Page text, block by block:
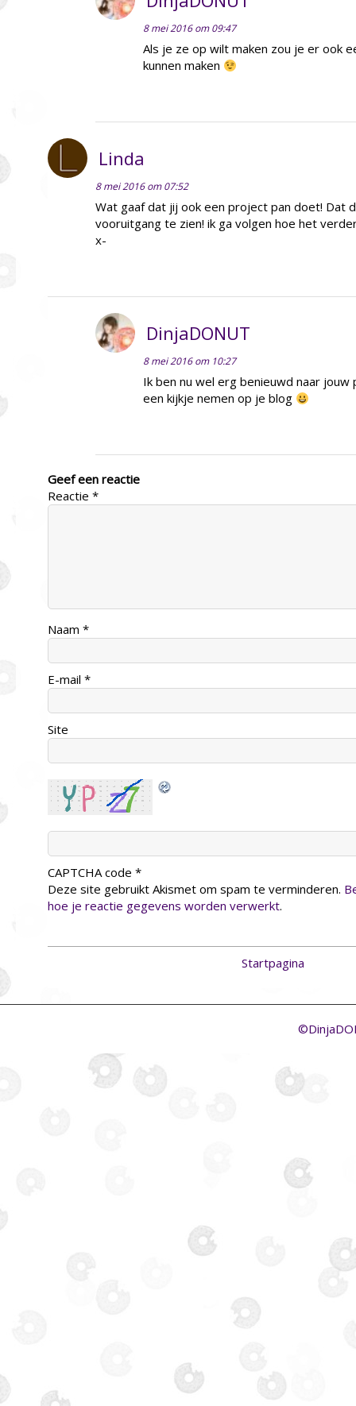
8 mei 2016 om 09:47
Als je ze op wilt maken zou je er ook
kunnen maken
Linda
8 mei 2016 om 07:52
Wat gaaf dat jij ook een project pan doet! Dat
vooruitgang te zien! ik ga volgen hoe het
x-
DinjaDONUT
8 mei 2016 om 10:27
Ik ben nu wel erg benieuwd naar jouw
een kijkje nemen op je blog
Geef een reactie
Reactie *
Naam *
E-mail *
Site
CAPTCHA code *
Deze site gebruikt Akismet om spam te verminderen.
hoe je reactie gegevens worden verwerkt.
Startpagina